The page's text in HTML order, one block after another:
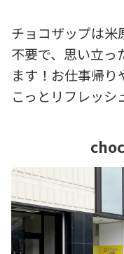
チョコザップは米
不要で、思い立っ
ます！お仕事帰り
こっとリフレッシ